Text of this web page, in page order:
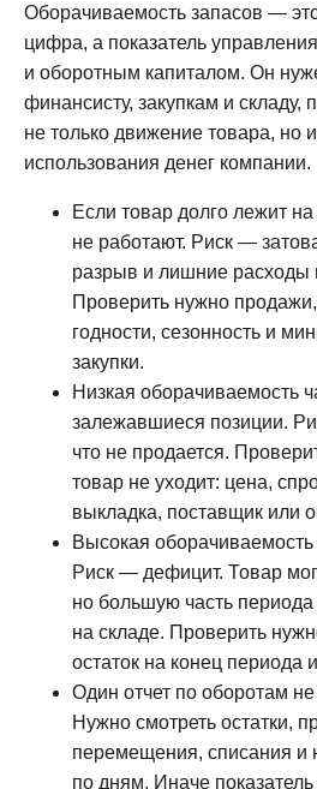
Оборачиваемость запасов —
цифра, а показатель
и оборотным капиталом. Он
финансисту, закупкам и складу,
не только движение товара, но
использования денег компании.
Если товар долго лежит на
не работают. Риск —
разрыв и лишние расходы
Проверить нужно
годности, сезонность и
закупки.
Низкая оборачиваемость
залежавшиеся позиции.
что не продается.
товар не уходит: цена,
выкладка, поставщик или
Высокая
Риск — дефицит. Товар
но большую часть периода
на складе. Проверить
остаток на конец
Один отчет по оборотам
Нужно смотреть остатки,
перемещения, списания и
по дням. Иначе